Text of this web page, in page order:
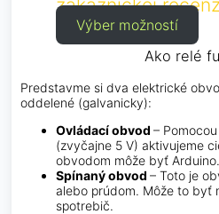
zákazníckej
Výber možností
Ako relé
Predstavme si dva elektrické
oddelené (galvanicky):
Ovládací obvod –
(zvyčajne 5 V) aktivujeme
obvodom môže byť Arduino.
Spínaný obvod – Toto je
alebo prúdom. Môže to byť
spotrebič.